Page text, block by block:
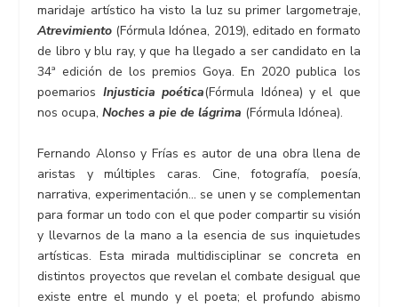
maridaje artístico ha visto la luz su primer largometraje,
Atrevimiento (Fórmula Idónea, 2019), editado en formato
de libro y blu ray, y que ha llegado a ser candidato en la
34ª edición de los premios Goya. En 2020 publica los
poemarios Injusticia poética(Fórmula Idónea) y el que
nos ocupa,Noches a pie de lágrima (Fórmula Idónea).
Fernando Alonso y Frías es autor de una obra llena de
aristas y múltiples caras. Cine, fotografía, poesía,
narrativa, experimentación… se unen y se complementan
para formar un todo con el que poder compartir su visión
y llevarnos de la mano a la esencia de sus inquietudes
artísticas. Esta mirada multidisciplinar se concreta en
distintos proyectos que revelan el combate desigual que
existe entre el mundo y el poeta; el profundo abismo